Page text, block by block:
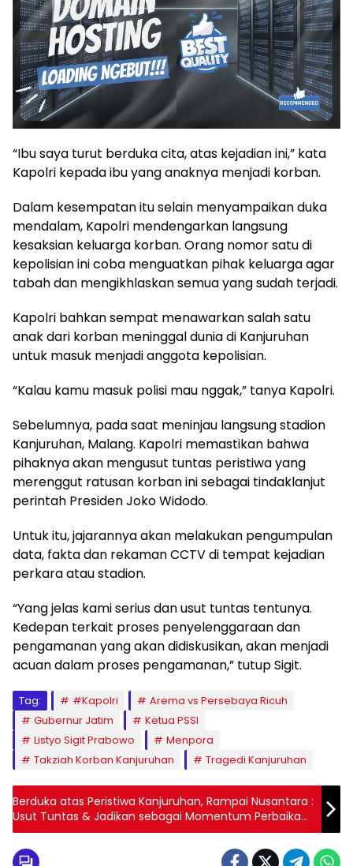
“Ibu saya turut berduka cita, atas kejadian ini,” kata
Kapolri kepada ibu yang anaknya menjadi korban.
Dalam kesempatan itu selain menyampaikan duka
mendalam, Kapolri mendengarkan langsung
kesaksian keluarga korban. Orang nomor satu di
kepolisian ini coba menguatkan pihak keluarga agar
tabah dan mengikhlaskan semua yang sudah terjadi.
Kapolri bahkan sempat menawarkan salah satu
anak dari korban meninggal dunia di Kanjuruhan
untuk masuk menjadi anggota kepolisian.
“Kalau kamu masuk polisi mau nggak,” tanya Kapolri.
Sebelumnya, pada saat meninjau langsung stadion
Kanjuruhan, Malang. Kapolri memastikan bahwa
pihaknya akan mengusut tuntas peristiwa yang
merenggut ratusan korban ini sebagai tindaklanjut
perintah Presiden Joko Widodo.
Untuk itu, jajarannya akan melakukan pengumpulan
data, fakta dan rekaman CCTV di tempat kejadian
perkara atau stadion.
“Yang jelas kami serius dan usut tuntas tentunya.
Kedepan terkait proses penyelenggaraan dan
pengamanan yang akan didiskusikan, akan menjadi
acuan dalam proses pengamanan,” tutup Sigit.
Tag: #Kapolri
Arema vs Persebaya Ricuh
Gubernur Jatim
Ketua PSSI
Listyo Sigit Prabowo
Menpora
Takziah Korban Kanjuruhan
Tragedi Kanjuruhan
Berduka atas Peristiwa Kanjuruhan, Rampai Nusantara :
Usut Tuntas & Jadikan sebagai Momentum Perbaikan
Sepakbola Nasional